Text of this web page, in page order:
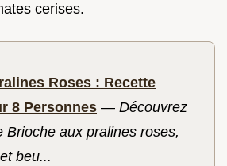
cerises.
Roses : Recette
8 Personnes — Découvrez
Brioche aux pralines roses,
beu...